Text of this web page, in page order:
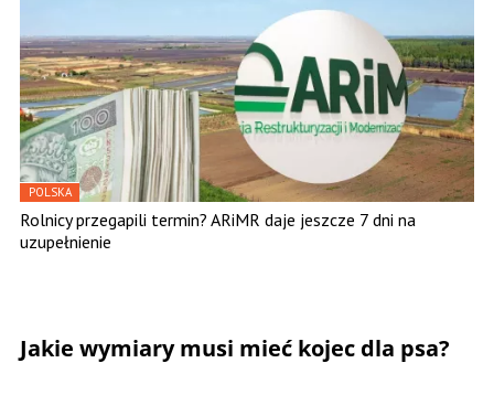
POLSKA
Rolnicy przegapili termin? ARiMR daje jeszcze 7 dni na
uzupełnienie
Jakie wymiary musi mieć kojec dla psa?